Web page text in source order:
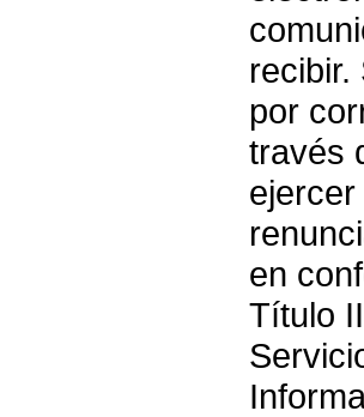
recibir.
por
través
en
Título